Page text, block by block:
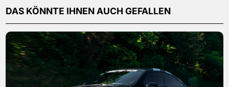
DAS KÖNNTE IHNEN AUCH GEFALLEN